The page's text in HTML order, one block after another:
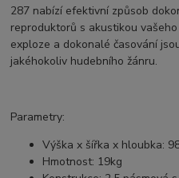
287 nabízí efektivní způsob
reproduktorů s akustikou
exploze a dokonalé časování
jakéhokoliv hudebního žánru.
Parametry:
Výška x šířka x hloubka:
Hmotnost: 19kg